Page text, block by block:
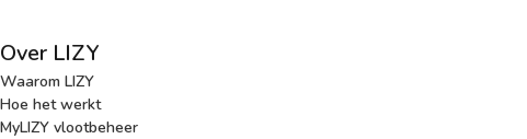
Over LIZY
Waarom LIZY
Hoe het werkt
MyLIZY vlootbeheer